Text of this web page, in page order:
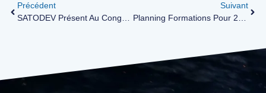
Précédent
SATODEV Présent Au Congrès Lambda Mu À Saclay
Suivant
Planning Formations Pour 2023